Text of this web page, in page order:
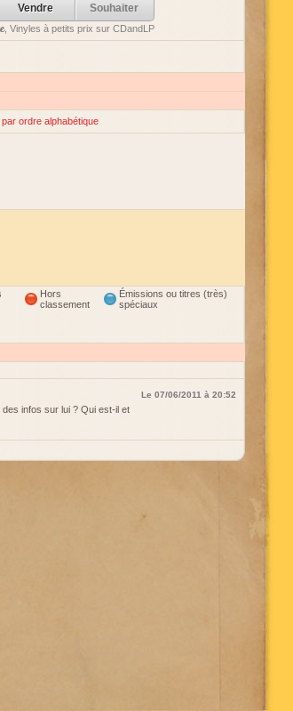
Vendre Souhaiter
, Vinyles à petits prix sur CDandLP
par ordre alphabétique
Hors
classement
Émissions ou titres (très)
spéciaux
Le 07/06/2011 à 20:52
infos sur lui ? Qui est-il et